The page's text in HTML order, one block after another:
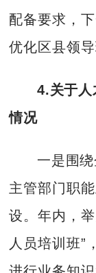
配备要求，
优化区县领导
4.关于
情况
一是围
主管部门职
设。年内，
人员培训班”